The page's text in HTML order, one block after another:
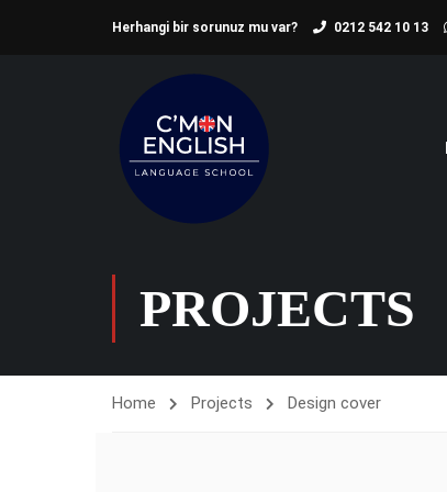
Herhangi bir sorunuz mu var? 0212 542 10 13
PROJECTS
Home Projects Design cover